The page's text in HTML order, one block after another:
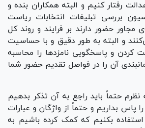
رفتار کنیم و البته همکاران بنده و
بررسی تبلیغات انتخابات ریاست
مجاور حضور دارند بر فرایند و روند کل
و البته به طور دقیق و با حساسیت
کردن و پاسخگویی نامزد‌ها را محاسبه
آن را در فواصل تقدیم حضور شما
حتماً باید راجع به آن تذکر بدهیم
پاس بداریم و حتماً از واژگان و عبارات
استفاده بکنیم که کمک کرده باشیم به